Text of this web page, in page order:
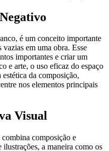
é um conceito importante
vazias em uma obra. Esse
importantes e criar um
e arte, o uso eficaz do espaço
da composição,
nos elementos principais
Visual
composição e
a maneira como os